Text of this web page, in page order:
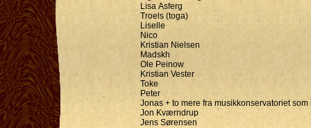
Lisa Asferg
Troels (toga)
Liselle
Nico
Kristian Nielsen
Madskh
Ole Peinow
Kristian Vester
Toke
Peter
Jonas + to mere fra musikkonservatoriet
Jon Kværndrup
Jens Sørensen